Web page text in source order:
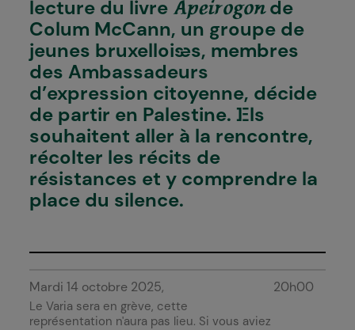
lecture du livre Apeirogonde
Colum McCann, un groupe de
jeunes bruxellois·es, membres
des Ambassadeurs
d’expression citoyenne, décide
de partir en Palestine. I·Els
souhaitent aller à la rencontre,
récolter les récits de
résistances et y comprendre la
place du silence.
Mardi 14 octobre 2025
Le Varia sera en grève, cette
représentation n'aura pas lieu. Si vous aviez
20h00